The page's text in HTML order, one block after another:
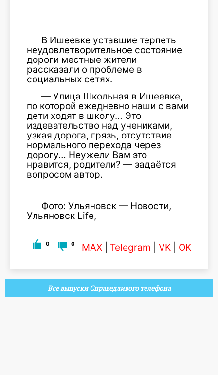
В Ишеевке уставшие терпеть
неудовлетворительное состояние
дороги местные жители
рассказали о проблеме в
социальных сетях.
— Улица Школьная в Ишеевке,
по которой ежедневно наши с вами
дети ходят в школу… Это
издевательство над учениками,
узкая дорога, грязь, отсутствие
нормального перехода через
дорогу… Неужели Вам это
нравится, родители? — задаётся
вопросом автор.
Фото: Ульяновск — Новости,
Ульяновск Life,
0 0 MAX Telegram VK OK
Все выпуски Справедливого телефона